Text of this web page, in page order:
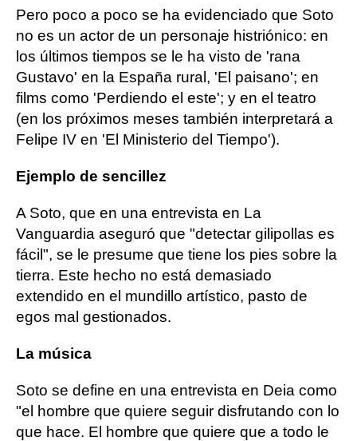
Pero poco a poco se ha evidenciado que Soto
no es un actor de un personaje histriónico: en
los últimos tiempos se le ha visto de 'rana
Gustavo' en la España rural, 'El paisano'; en
films como 'Perdiendo el este'; y en el teatro
(en los próximos meses también interpretará a
Felipe IV en 'El Ministerio del Tiempo').
Ejemplo de sencillez
A Soto, que en una entrevista en La
Vanguardia aseguró que "detectar gilipollas es
fácil", se le presume que tiene los pies sobre la
tierra. Este hecho no está demasiado
extendido en el mundillo artístico, pasto de
egos mal gestionados.
La música
Soto se define en una entrevista en Deia como
"el hombre que quiere seguir disfrutando con lo
que hace. El hombre que quiere que a todo le